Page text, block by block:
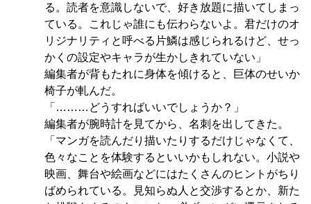
る。読者を意識しないで、好き放題に描いてしまっ
ている。これじゃ誰にも伝わらないよ。君だけのオ
リジナリティと呼べる片鱗は感じられるけど、せっ
かくの設定やキャラが生かしきれていない」
編集者が背もたれに身体を傾けると、巨体のせいか
椅子が軋んだ。
「………どうすればいいでしょうか？」
編集者が腕時計を見てから、名刺を出してきた。
「マンガを読んだり描いたりするだけじゃなくて、
色々なことを体験するといいかもしれない。小説や
映画、舞台や絵画などにはたくさんのヒントがちり
ばめられている。見知らぬ人と交渉するとか、新た